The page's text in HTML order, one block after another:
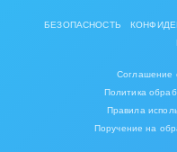
Финансы,
Химия и нефтехимия
Электроэнергетика
БЕЗОПАСНОСТЬ
Соглашение
Политика
Правила
Поручение на